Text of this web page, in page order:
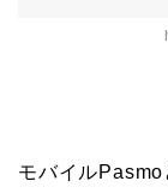
モバイル